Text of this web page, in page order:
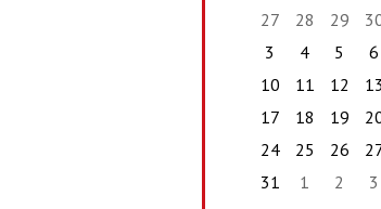
27
28 29
3
4 5 6
10
11 12 13
17
18 19
24
25 26
31
1 2 3